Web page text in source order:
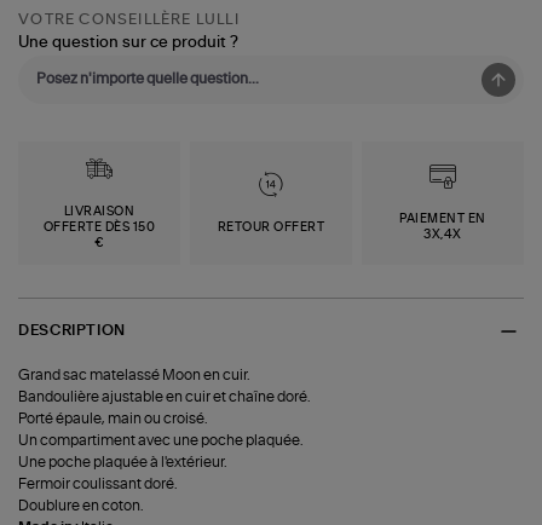
VOTRE CONSEILLÈRE LULLI
Une question sur ce produit ?
LIVRAISON
OFFERTE DÈS 150
€
RETOUR OFFERT
PAIEMENT EN
3X,4X
DESCRIPTION
Grand sac matelassé Moon en cuir.
Bandoulière ajustable en cuir et chaîne doré.
Porté épaule, main ou croisé.
Un compartiment avec une poche plaquée.
Une poche plaquée à l'extérieur.
Fermoir coulissant doré.
Doublure en coton.